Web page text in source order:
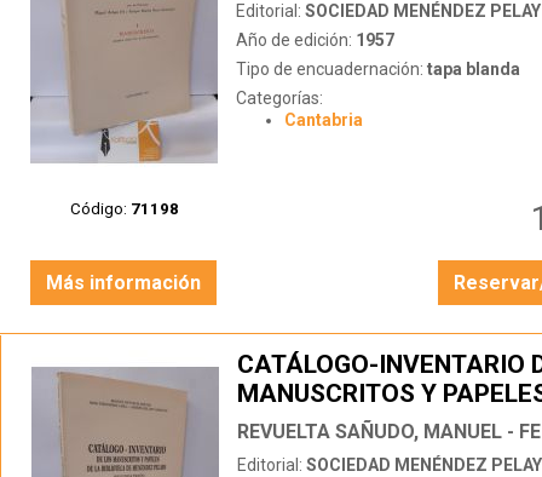
Código: 71198
Editorial: SOCIEDAD MENÉNDEZ
Año de edición: 1957
Tipo de encuadernación: tapa blanda
Categorías:
Cantabria
Más información
CATÁLOGO-INVENTARIO
MANUSCRITOS Y
BIBLIOTECA MENÉNDEZ
(SEGUNDA PARTE)
Editorial: SOCIEDAD MENÉNDEZ